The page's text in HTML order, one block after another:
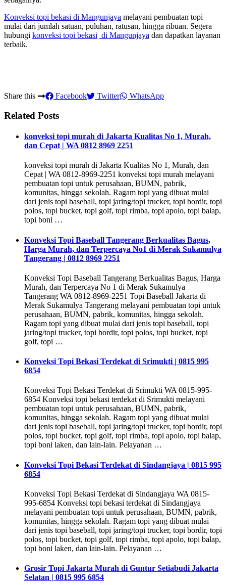
Konveksi topi bekasi di Mangunjaya melayani pembuatan topi
mulai dari jumlah satuan, puluhan, ratusan, hingga ribuan. Segera
hubungi konveksi topi bekasi di Mangunjaya dan dapatkan layanan
terbaik.
Share this Facebook Twitter WhatsApp
Related Posts
konveksi topi murah di Jakarta Kualitas No 1, Murah,
dan Cepat | WA 0812 8969 2251
konveksi topi murah di Jakarta Kualitas No 1, Murah, dan
Cepat | WA 0812-8969-2251 konveksi topi murah melayani
pembuatan topi untuk perusahaan, BUMN, pabrik,
komunitas, hingga sekolah. Ragam topi yang dibuat mulai
dari jenis topi baseball, topi jaring/topi trucker, topi bordir, topi
polos, topi bucket, topi golf, topi rimba, topi apolo, topi balap,
topi boni …
Konveksi Topi Baseball Tangerang Berkualitas Bagus,
Harga Murah, dan Terpercaya No1 di Merak Sukamulya
Tangerang | 0812 8969 2251
Konveksi Topi Baseball Tangerang Berkualitas Bagus, Harga
Murah, dan Terpercaya No 1 di Merak Sukamulya
Tangerang WA 0812-8969-2251 Topi Baseball Jakarta di
Merak Sukamulya Tangerang melayani pembuatan topi untuk
perusahaan, BUMN, pabrik, komunitas, hingga sekolah.
Ragam topi yang dibuat mulai dari jenis topi baseball, topi
jaring/topi trucker, topi bordir, topi polos, topi bucket, topi
golf, topi …
Konveksi Topi Bekasi Terdekat di Srimukti | 0815 995
6854
Konveksi Topi Bekasi Terdekat di Srimukti WA 0815-995-
6854 Konveksi topi bekasi terdekat di Srimukti melayani
pembuatan topi untuk perusahaan, BUMN, pabrik,
komunitas, hingga sekolah. Ragam topi yang dibuat mulai
dari jenis topi baseball, topi jaring/topi trucker, topi bordir, topi
polos, topi bucket, topi golf, topi rimba, topi apolo, topi balap,
topi boni laken, dan lain-lain. Pelayanan …
Konveksi Topi Bekasi Terdekat di Sindangjaya | 0815 995
6854
Konveksi Topi Bekasi Terdekat di Sindangjaya WA 0815-
995-6854 Konveksi topi bekasi terdekat di Sindangjaya
melayani pembuatan topi untuk perusahaan, BUMN, pabrik,
komunitas, hingga sekolah. Ragam topi yang dibuat mulai
dari jenis topi baseball, topi jaring/topi trucker, topi bordir, topi
polos, topi bucket, topi golf, topi rimba, topi apolo, topi balap,
topi boni laken, dan lain-lain. Pelayanan …
Grosir Topi Jakarta Murah di Guntur Setiabudi Jakarta
Selatan | 0815 995 6854